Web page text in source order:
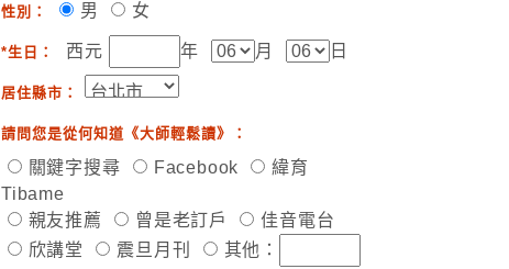
性別： 男 女
*生日： 西元 年 月 日
居住縣市：
請問您是從何知道《大師輕鬆讀》：
關鍵字搜尋 Facebook
緯育
Tibame
親友推薦
曾是老訂戶
佳音電台
欣講堂
震旦月刊 其他：